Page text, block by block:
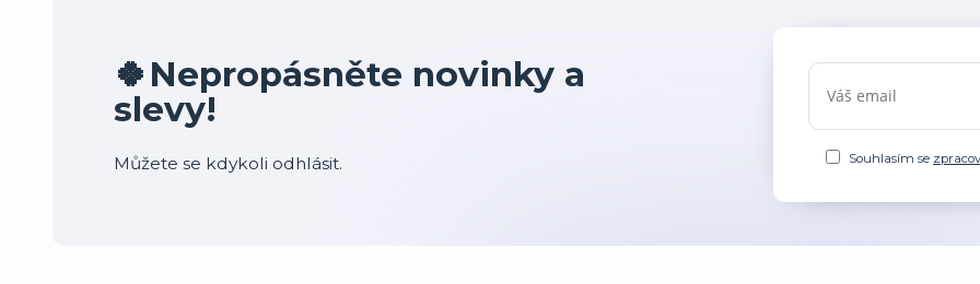
🍀Nepropásněte novinky a
slevy!
Můžete se kdykoli odhlásit. Souhlasím se